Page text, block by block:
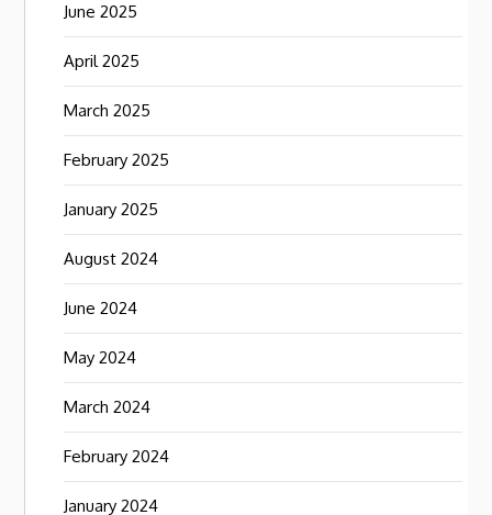
June 2025
April 2025
March 2025
February 2025
January 2025
August 2024
June 2024
May 2024
March 2024
February 2024
January 2024